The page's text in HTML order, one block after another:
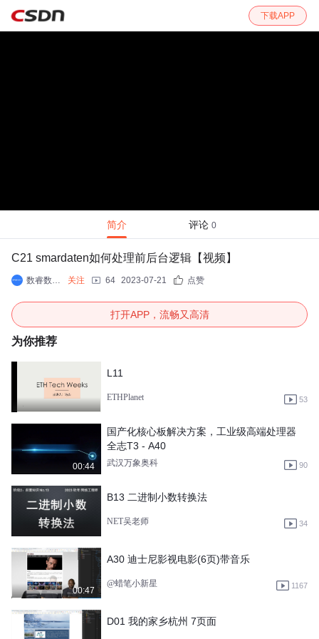
下载APP
简介 评论 0
C21 smardaten如何处理前后台逻辑【视频】
数睿数据无代码开发 关注 64 2023-07-21 点赞
打开APP，流畅又高清
为你推荐
L11
ETHPlanet 53
00:44
国产化核心板解决方案，工业级高端处理器
全志T3 - A40
武汉万象奥科 90
B13 二进制小数转换法
NET吴老师 34
00:47
A30 迪士尼影视电影(6页)带音乐
@蜡笔小新星 1167
D01 我的家乡杭州 7页面